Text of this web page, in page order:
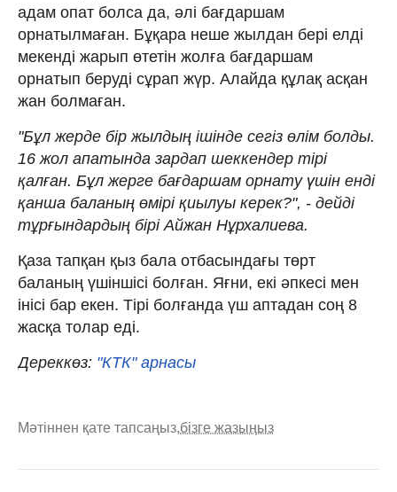
адам опат болса да, әлі бағдаршам
орнатылмаған. Бұқара неше жылдан бері елді
мекенді жарып өтетін жолға бағдаршам
орнатып беруді сұрап жүр. Алайда құлақ асқан
жан болмаған.
"Бұл жерде бір жылдың ішінде сегіз өлім болды.
16 жол апатында зардап шеккендер тірі
қалған. Бұл жерге бағдаршам орнату үшін енді
қанша баланың өмірі қиылуы керек?", - дейді
тұрғындардың бірі Айжан Нұрхалиева.
Қаза тапқан қыз бала отбасындағы төрт
баланың үшіншісі болған. Яғни, екі әпкесі мен
інісі бар екен. Тірі болғанда үш аптадан соң 8
жасқа толар еді.
Дереккөз: "КТК" арнасы
Мәтіннен қате тапсаңыз,бізге жазыңыз